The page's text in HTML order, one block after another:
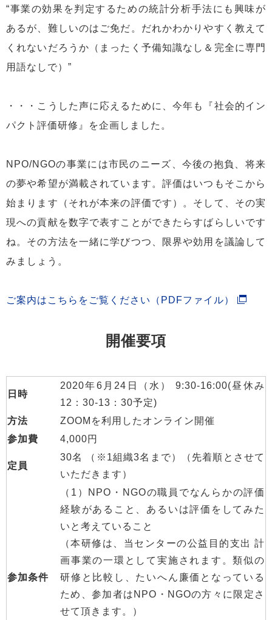
“事業の効果を判定するための統計分析手法にも興味が
あるが、難しいのはご免だ。だれかわかりやすく教えて
くれないだろうか（まったく予備知識なし＆完全に専門
用語なしで）”
・・・こうした声に応えるために、今年も『社会的イン
パクト評価研修』を企画しました。
NPO/NGOの事業には市民のニーズ、今後の抱負、将来
の夢や希望が満載されています。評価はいつもそこから
始まります（それが本来の評価です）。そして、その実
現への貢献を数字で表すことができたらすばらしいです
ね。その方法を一緒に学びつつ、限界や効用を議論して
みましょう。
ご案内はこちらをご覧ください（PDFファイル）
開催要項
日時
2020年6月24日（水） 9:30-16:00(昼休み
12：30-13：30予定)
方法
ZOOMを利用したオンライン開催
参加費
4,000円
定員
30名 （※1組織3名まで）（先着順とさせて
いただきます）
参加条件
（1）NPO・NGOの職員でなんらかの評価
経験があること、あるいは評価をしてみた
いと考えていること
（本研修は、当センターの公益目的支出 計
画事業の一環として実施されます。類似の
研修と比較し、たいへん廉価となっている
ため、参加者はNPO・NGOの方々に限定さ
せて頂きます。）